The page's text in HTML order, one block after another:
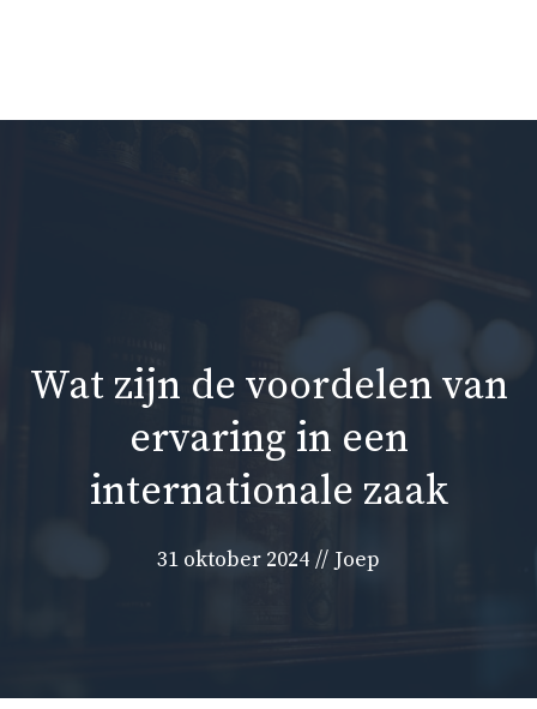
inhoud
Wat zijn de voordelen van
ervaring in een
internationale zaak
31 oktober 2024 // Joep